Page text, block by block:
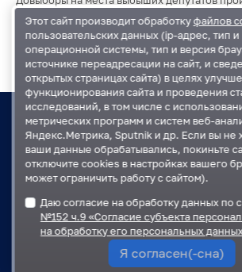
когда выбывает два и более депутата из
избирательного округа.
О Совете
Состав
Заседания
Контакты
Регламент
План работ
Решения
Этот сайт производит обработкуфайлов
пользовательских данных (ip-адрес, тип и
операционной системы, тип и версия
источнике переадресации на сайт, и
открытых страницах сайта) в целях
функционирования сайта и проведения
исследований, в том числе с
метрических программ и систем веб-
Яндекс.Метрика, Sputnik и др. Если вы не
ваши данные обрабатывались, покиньте
отключите cookies в настройках вашего
может ограничить работу с сайтом).
Даю согласие на обработку данных по
№152 ч.9 «Согласие субъекта
на обработку его персональных
Я согласен(-сна)